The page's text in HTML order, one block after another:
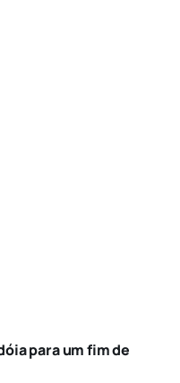
para um fim de